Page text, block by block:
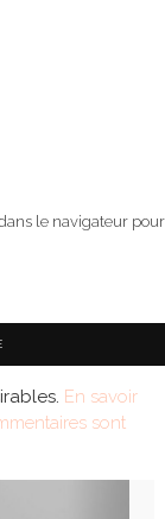
le navigateur pour
En savoir
sont